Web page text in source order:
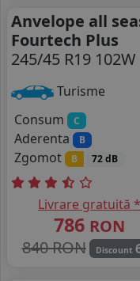
Anvelope all
Fourtech Plus
245/45 R19 102W
Turisme
Consum
C
Aderenta B
Zgomot B 72 dB
Livrare gratuită *
786 RON
840 RON
Discount